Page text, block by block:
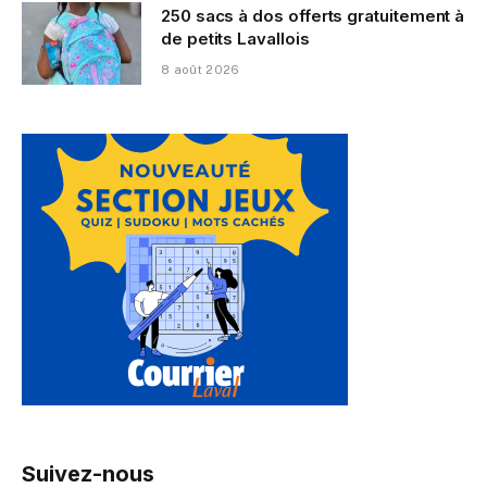
250 sacs à dos offerts gratuitement à
de petits Lavallois
8 août 2026
Suivez-nous